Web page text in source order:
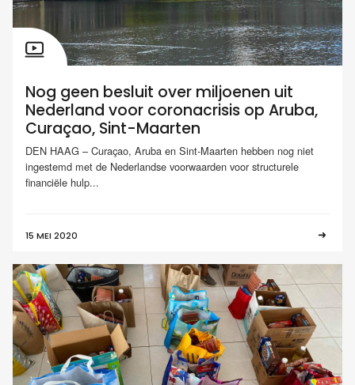
Nog geen besluit over miljoenen uit
Nederland voor coronacrisis op Aruba,
Curaçao, Sint-Maarten
DEN HAAG – Curaçao, Aruba en Sint-Maarten hebben nog niet
ingestemd met de Nederlandse voorwaarden voor structurele
financiële hulp...
15 MEI 2020